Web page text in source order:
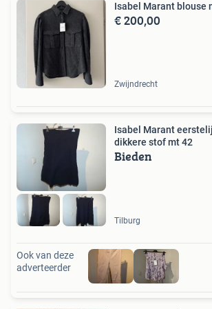
Isabel Marant blouse
€ 200,00
Zwijndrecht
Isabel Marant
dikkere stof mt 42
Bieden
Tilburg
Ook van deze
adverteerder